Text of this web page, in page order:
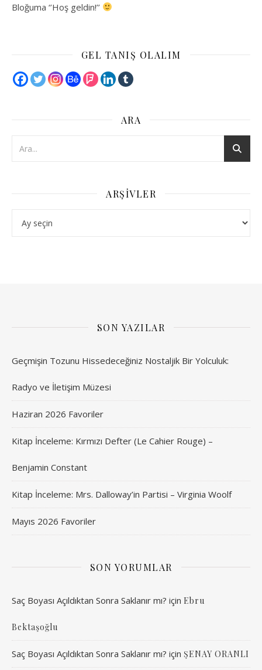
Bloğuma ‘’Hoş geldin!’’
GEL TANIŞ OLALIM
ARA
ARŞIVLER
SON YAZILAR
Geçmişin Tozunu Hissedeceğiniz Nostaljik Bir Yolculuk:
Radyo ve İletişim Müzesi
Haziran 2026 Favoriler
Kitap İnceleme: Kırmızı Defter (Le Cahier Rouge) –
Benjamin Constant
Kitap İnceleme: Mrs. Dalloway’in Partisi – Virginia Woolf
Mayıs 2026 Favoriler
SON YORUMLAR
Saç Boyası Açıldıktan Sonra Saklanır mı? için Ebru
Bektaşoğlu
Saç Boyası Açıldıktan Sonra Saklanır mı? için ŞENAY ORANLI